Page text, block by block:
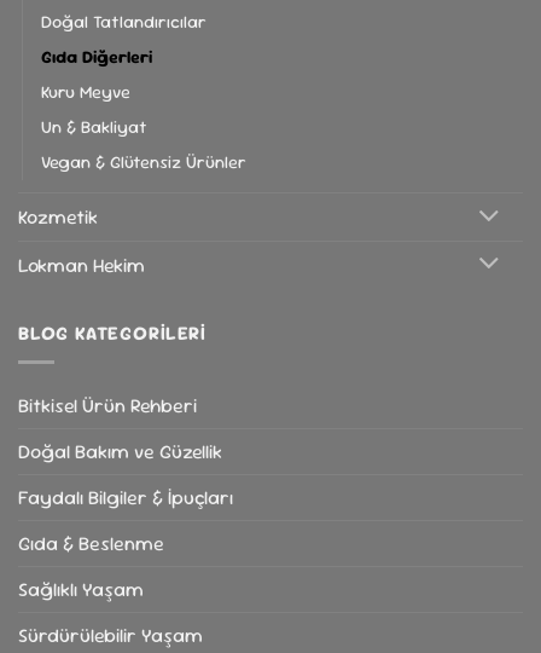
Doğal Tatlandırıcılar
Gıda Diğerleri
Kuru Meyve
Un & Bakliyat
Vegan & Glütensiz Ürünler
Kozmetik
Lokman Hekim
BLOG KATEGORILERI
Bitkisel Ürün Rehberi
Doğal Bakım ve Güzellik
Faydalı Bilgiler & İpuçları
Gıda & Beslenme
Sağlıklı Yaşam
Sürdürülebilir Yaşam